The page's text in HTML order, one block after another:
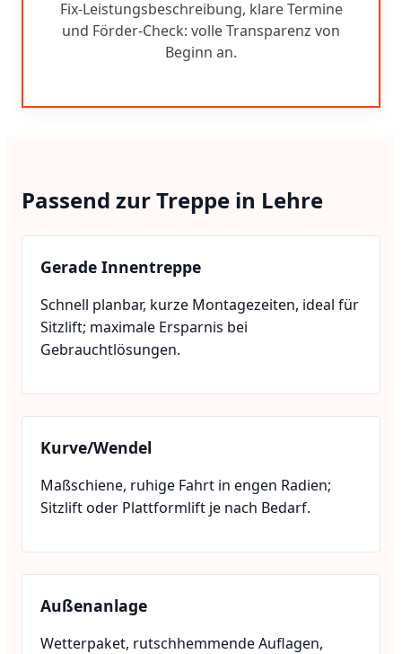
Fix-Leistungsbeschreibung, klare Termine
und Förder-Check: volle Transparenz von
Beginn an.
Passend zur Treppe in Lehre
Gerade Innentreppe
Schnell planbar, kurze Montagezeiten, ideal für
Sitzlift; maximale Ersparnis bei
Gebrauchtlösungen.
Kurve/Wendel
Maßschiene, ruhige Fahrt in engen Radien;
Sitzlift oder Plattformlift je nach Bedarf.
Außenanlage
Wetterpaket, rutschhemmende Auflagen,